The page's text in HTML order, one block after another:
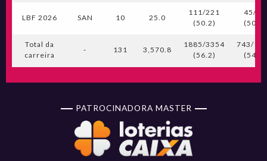
LBF 2026 SAN 10 25.0
111/221
(50.2)
45/90
(50.0)
Total da
carreira
- 131 3,570.8
1885/3354
(56.2)
743/
(54.6)
PATROCINADORA MASTER